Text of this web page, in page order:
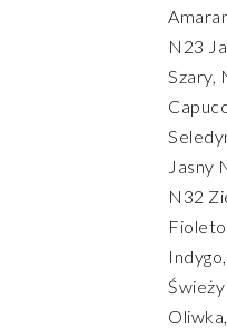
N23
Szary,
Jasny
N32